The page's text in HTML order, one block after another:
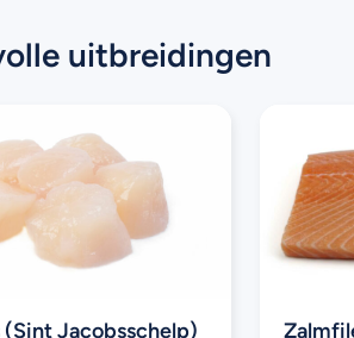
uitbreidingen
Jacobsschelp)